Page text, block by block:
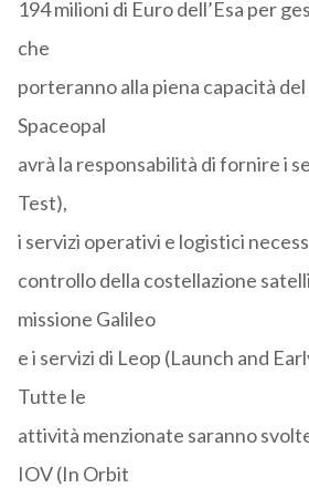
194 milioni di Euro dell’Esa per
che
porteranno alla piena capacità
Spaceopal
avrà la responsabilità di fornire i
Test),
i servizi operativi e logistici
controllo della costellazione
missione Galileo
e i servizi di Leop (Launch and
Tutte le
attività menzionate saranno
IOV (In Orbit